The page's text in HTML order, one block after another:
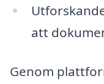
att
Genom